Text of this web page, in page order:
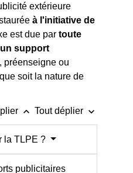
extérieure
à l'initiative de
est due partoute
support
préenseigne ou
soit la nature de
keyboard_arrow_up Tout déplier keyboard_arrow_down
la TLPE ?
publicitaires